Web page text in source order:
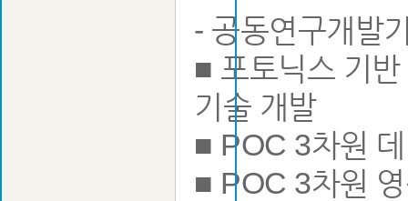
- 공동연구개발
■ 포토닉스 기
기술 개발
■ POC 3차원
■ POC 3차원